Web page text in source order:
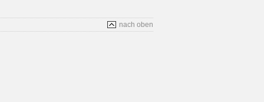
nach oben